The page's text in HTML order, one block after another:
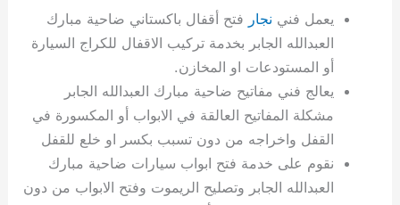
يعمل فني نجار فتح أقفال باكستاني ضاحية مبارك
العبدالله الجابر بخدمة تركيب الاقفال للكراج السيارة
أو المستودعات او المخازن.
يعالج فني مفاتيح ضاحية مبارك العبدالله الجابر
مشكلة المفاتيح العالقة في الابواب أو المكسورة في
القفل واخراجه من دون تسبب بكسر او خلع للقفل
نقوم على خدمة فتح ابواب سيارات ضاحية مبارك
العبدالله الجابر وتصليح الريموت وفتح الابواب من دون